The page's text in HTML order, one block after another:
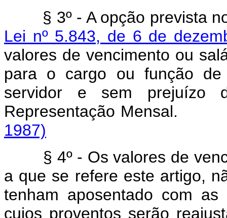
§ 3º - A opção prevista
Lei nº 5.843, de 6 de
valores de vencimento ou
para o cargo ou função
servidor e sem prejuízo
Representação
1987)
§ 4º - Os valores de
a que se refere este artigo,
tenham aposentado com
cujos proventos serão